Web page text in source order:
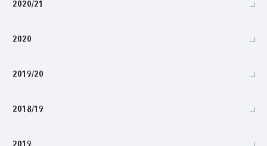
2020/21
2020
2019/20
2018/19